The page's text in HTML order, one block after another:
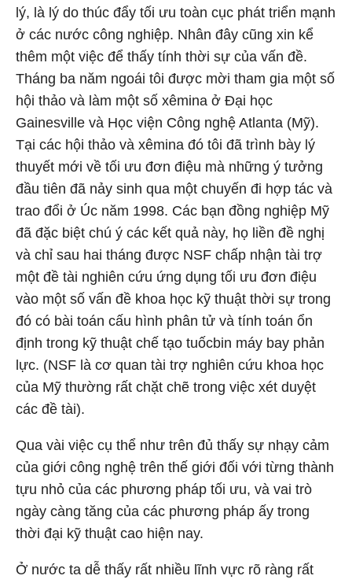
lý, là lý do thúc đẩy tối ưu toàn cục phát triển mạnh
ở các nước công nghiệp. Nhân đây cũng xin kể
thêm một việc để thấy tính thời sự của vấn đề.
Tháng ba năm ngoái tôi được mời tham gia một số
hội thảo và làm một số xêmina ở Đại học
Gainesville và Học viện Công nghệ Atlanta (Mỹ).
Tại các hội thảo và xêmina đó tôi đã trình bày lý
thuyết mới về tối ưu đơn điệu mà những ý tưởng
đầu tiên đã nảy sinh qua một chuyến đi hợp tác và
trao đổi ở Úc năm 1998. Các bạn đồng nghiệp Mỹ
đã đặc biệt chú ý các kết quả này, họ liền đề nghị
và chỉ sau hai tháng được NSF chấp nhận tài trợ
một đề tài nghiên cứu ứng dụng tối ưu đơn điệu
vào một số vấn đề khoa học kỹ thuật thời sự trong
đó có bài toán cấu hình phân tử và tính toán ổn
định trong kỹ thuật chế tạo tuốcbin máy bay phản
lực. (NSF là cơ quan tài trợ nghiên cứu khoa học
của Mỹ thường rất chặt chẽ trong việc xét duyệt
các đề tài).
Qua vài việc cụ thể như trên đủ thấy sự nhạy cảm
của giới công nghệ trên thế giới đối với từng thành
tựu nhỏ của các phương pháp tối ưu, và vai trò
ngày càng tăng của các phương pháp ấy trong
thời đại kỹ thuật cao hiện nay.
Ở nước ta dễ thấy rất nhiều lĩnh vực rõ ràng rất